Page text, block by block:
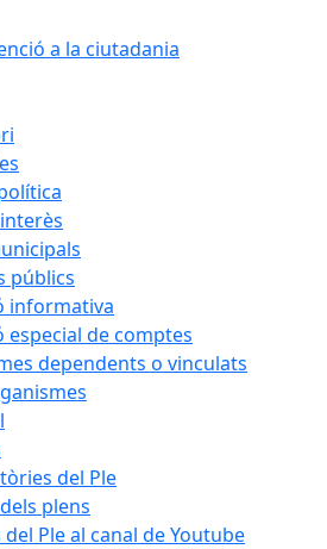
a la ciutadania
públics
informativa
especial de comptes
dependents o vinculats
del Ple
plens
del Ple al canal de Youtube